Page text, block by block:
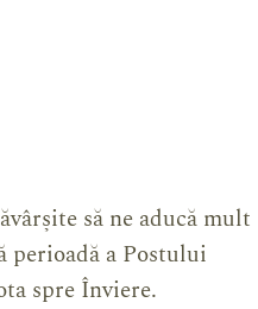
să ne aducă mult
perioadă a Postului
spre Înviere.